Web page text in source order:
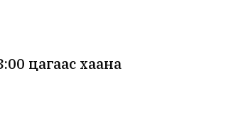
цагаас хаана